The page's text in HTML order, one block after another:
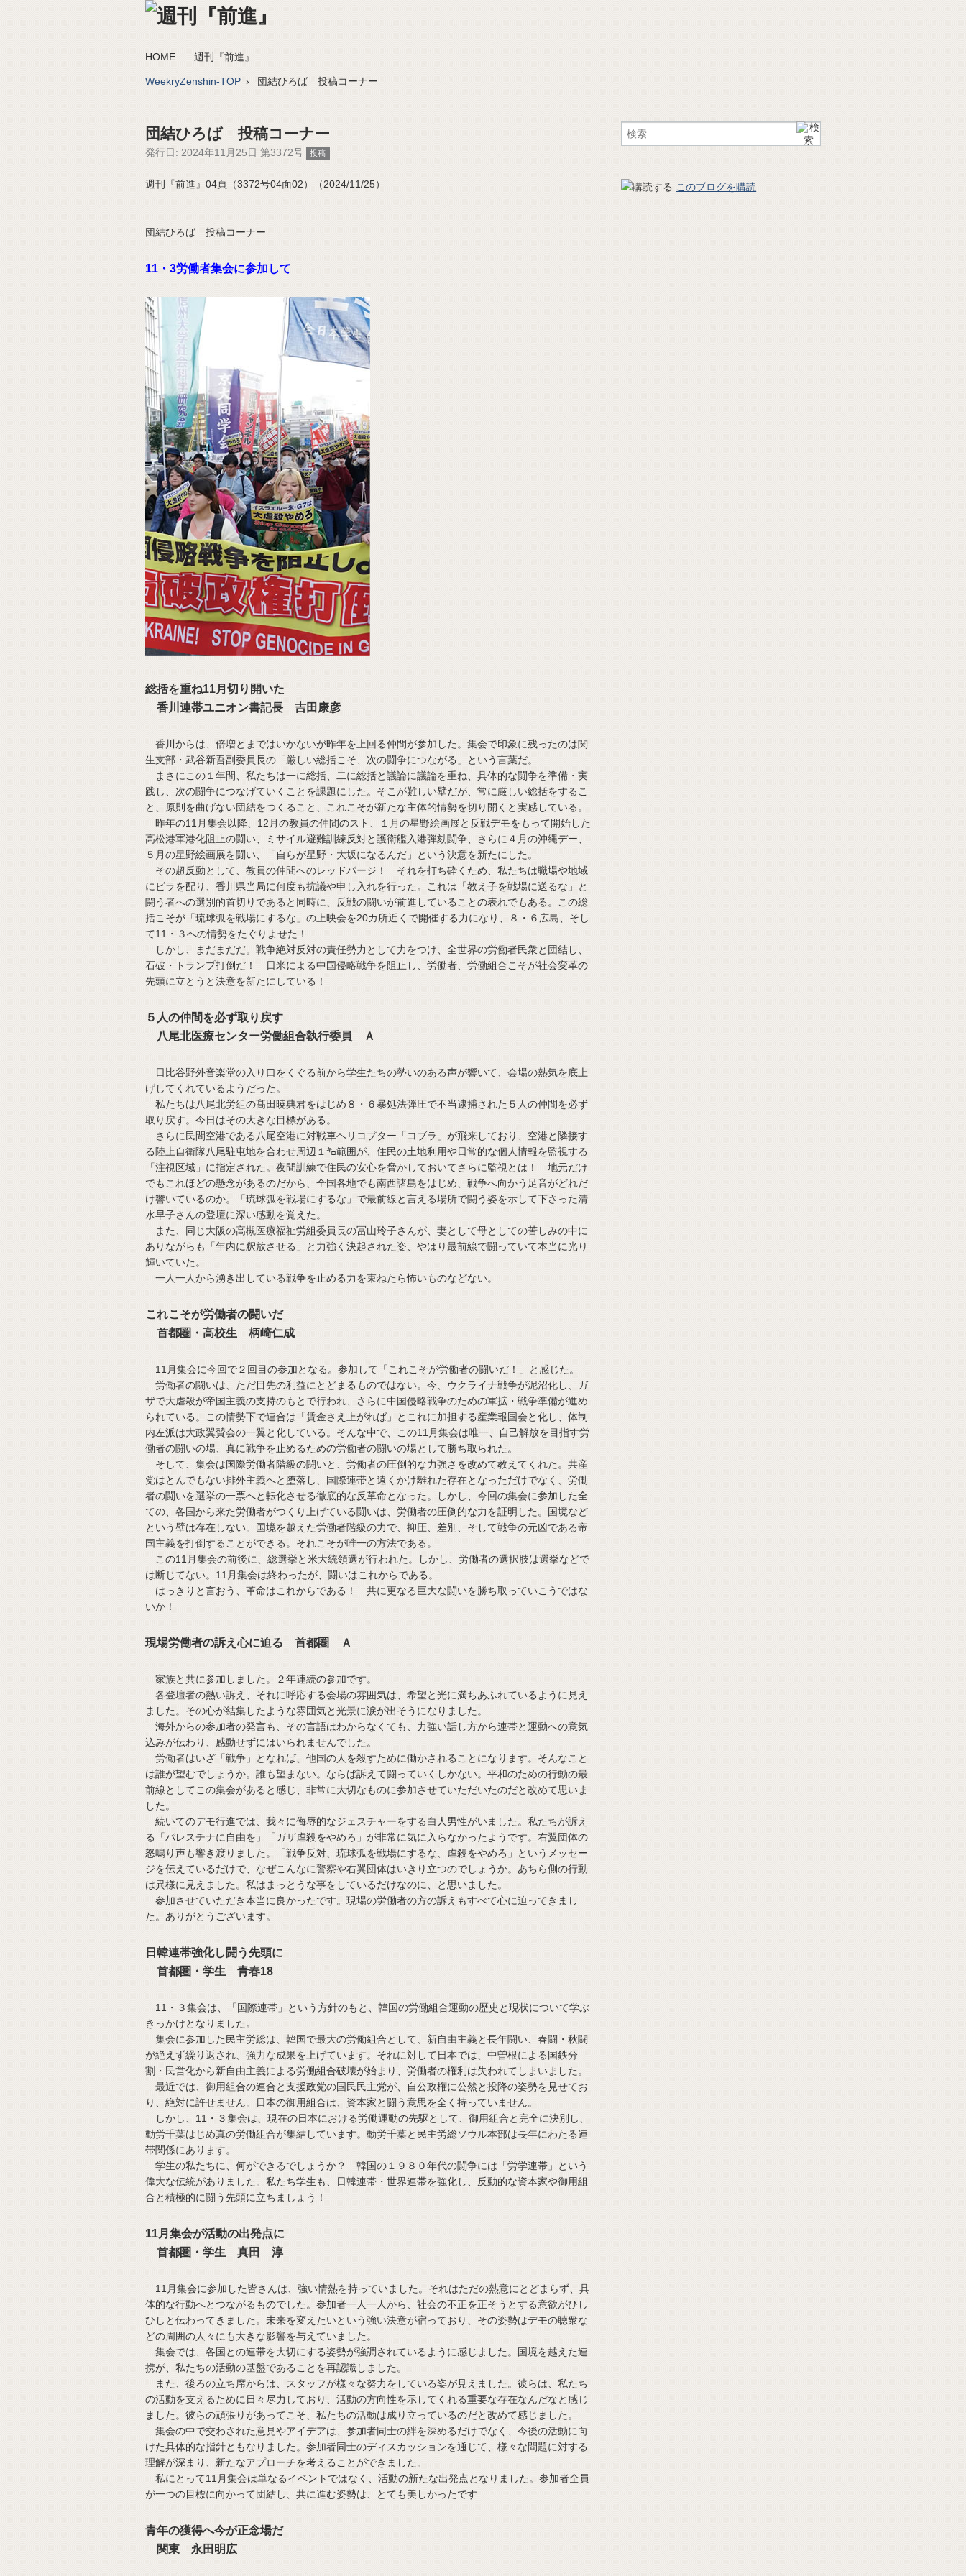
HOME 週刊『前進』
WeekryZenshin-TOP 団結ひろば 投稿コーナー
団結ひろば 投稿コーナー
発行日: 2024年11月25日 第3372号 投稿
週刊『前進』04頁（3372号04面02）（2024/11/25）
団結ひろば 投稿コーナー
11・3労働者集会に参加して
総括を重ね11月切り開いた
香川連帯ユニオン書記長 吉田康彦
香川からは、倍増とまではいかないが昨年を上回る仲間が参加した。集会で印象に残ったのは関
生支部・武谷新吾副委員長の「厳しい総括こそ、次の闘争につながる」という言葉だ。
まさにこの１年間、私たちは一に総括、二に総括と議論に議論を重ね、具体的な闘争を準備・実
践し、次の闘争につなげていくことを課題にした。そこが難しい壁だが、常に厳しい総括をするこ
と、原則を曲げない団結をつくること、これこそが新たな主体的情勢を切り開くと実感している。
昨年の11月集会以降、12月の教員の仲間のスト、１月の星野絵画展と反戦デモをもって開始した
高松港軍港化阻止の闘い、ミサイル避難訓練反対と護衛艦入港弾劾闘争、さらに４月の沖縄デー、
５月の星野絵画展を闘い、「自らが星野・大坂になるんだ」という決意を新たにした。
その超反動として、教員の仲間へのレッドパージ！ それを打ち砕くため、私たちは職場や地域
にビラを配り、香川県当局に何度も抗議や申し入れを行った。これは「教え子を戦場に送るな」と
闘う者への選別的首切りであると同時に、反戦の闘いが前進していることの表れでもある。この総
括こそが「琉球弧を戦場にするな」の上映会を20カ所近くで開催する力になり、８・６広島、そし
て11・３への情勢をたぐりよせた！
しかし、まだまだだ。戦争絶対反対の責任勢力として力をつけ、全世界の労働者民衆と団結し、
石破・トランプ打倒だ！ 日米による中国侵略戦争を阻止し、労働者、労働組合こそが社会変革の
先頭に立とうと決意を新たにしている！
５人の仲間を必ず取り戻す
八尾北医療センター労働組合執行委員 Ａ
日比谷野外音楽堂の入り口をくぐる前から学生たちの勢いのある声が響いて、会場の熱気を底上
げしてくれているようだった。
私たちは八尾北労組の髙田暁典君をはじめ８・６暴処法弾圧で不当逮捕された５人の仲間を必ず
取り戻す。今日はその大きな目標がある。
さらに民間空港である八尾空港に対戦車ヘリコプター「コブラ」が飛来しており、空港と隣接す
る陸上自衛隊八尾駐屯地を合わせ周辺１㌔範囲が、住民の土地利用や日常的な個人情報を監視する
「注視区域」に指定された。夜間訓練で住民の安心を脅かしておいてさらに監視とは！ 地元だけ
でもこれほどの懸念があるのだから、全国各地でも南西諸島をはじめ、戦争へ向かう足音がどれだ
け響いているのか。「琉球弧を戦場にするな」で最前線と言える場所で闘う姿を示して下さった清
水早子さんの登壇に深い感動を覚えた。
また、同じ大阪の高槻医療福祉労組委員長の冨山玲子さんが、妻として母としての苦しみの中に
ありながらも「年内に釈放させる」と力強く決起された姿、やはり最前線で闘っていて本当に光り
輝いていた。
一人一人から湧き出している戦争を止める力を束ねたら怖いものなどない。
これこそが労働者の闘いだ
首都圏・高校生 柄崎仁成
11月集会に今回で２回目の参加となる。参加して「これこそが労働者の闘いだ！」と感じた。
労働者の闘いは、ただ目先の利益にとどまるものではない。今、ウクライナ戦争が泥沼化し、ガ
ザで大虐殺が帝国主義の支持のもとで行われ、さらに中国侵略戦争のための軍拡・戦争準備が進め
られている。この情勢下で連合は「賃金さえ上がれば」とこれに加担する産業報国会と化し、体制
内左派は大政翼賛会の一翼と化している。そんな中で、この11月集会は唯一、自己解放を目指す労
働者の闘いの場、真に戦争を止めるための労働者の闘いの場として勝ち取られた。
そして、集会は国際労働者階級の闘いと、労働者の圧倒的な力強さを改めて教えてくれた。共産
党はとんでもない排外主義へと堕落し、国際連帯と遠くかけ離れた存在となっただけでなく、労働
者の闘いを選挙の一票へと転化させる徹底的な反革命となった。しかし、今回の集会に参加した全
ての、各国から来た労働者がつくり上げている闘いは、労働者の圧倒的な力を証明した。国境など
という壁は存在しない。国境を越えた労働者階級の力で、抑圧、差別、そして戦争の元凶である帝
国主義を打倒することができる。それこそが唯一の方法である。
この11月集会の前後に、総選挙と米大統領選が行われた。しかし、労働者の選択肢は選挙などで
は断じてない。11月集会は終わったが、闘いはこれからである。
はっきりと言おう、革命はこれからである！ 共に更なる巨大な闘いを勝ち取っていこうではな
いか！
現場労働者の訴え心に迫る 首都圏 Ａ
家族と共に参加しました。２年連続の参加です。
各登壇者の熱い訴え、それに呼応する会場の雰囲気は、希望と光に満ちあふれているように見え
ました。その心が結集したような雰囲気と光景に涙が出そうになりました。
海外からの参加者の発言も、その言語はわからなくても、力強い話し方から連帯と運動への意気
込みが伝わり、感動せずにはいられませんでした。
労働者はいざ「戦争」となれば、他国の人を殺すために働かされることになります。そんなこと
は誰が望むでしょうか。誰も望まない。ならば訴えて闘っていくしかない。平和のための行動の最
前線としてこの集会があると感じ、非常に大切なものに参加させていただいたのだと改めて思いま
した。
続いてのデモ行進では、我々に侮辱的なジェスチャーをする白人男性がいました。私たちが訴え
る「パレスチナに自由を」「ガザ虐殺をやめろ」が非常に気に入らなかったようです。右翼団体の
怒鳴り声も響き渡りました。「戦争反対、琉球弧を戦場にするな、虐殺をやめろ」というメッセー
ジを伝えているだけで、なぜこんなに警察や右翼団体はいきり立つのでしょうか。あちら側の行動
は異様に見えました。私はまっとうな事をしているだけなのに、と思いました。
参加させていただき本当に良かったです。現場の労働者の方の訴えもすべて心に迫ってきまし
た。ありがとうございます。
日韓連帯強化し闘う先頭に
首都圏・学生 青春18
11・３集会は、「国際連帯」という方針のもと、韓国の労働組合運動の歴史と現状について学ぶ
きっかけとなりました。
集会に参加した民主労総は、韓国で最大の労働組合として、新自由主義と長年闘い、春闘・秋闘
が絶えず繰り返され、強力な成果を上げています。それに対して日本では、中曽根による国鉄分
割・民営化から新自由主義による労働組合破壊が始まり、労働者の権利は失われてしまいました。
最近では、御用組合の連合と支援政党の国民民主党が、自公政権に公然と投降の姿勢を見せてお
り、絶対に許せません。日本の御用組合は、資本家と闘う意思を全く持っていません。
しかし、11・３集会は、現在の日本における労働運動の先駆として、御用組合と完全に決別し、
動労千葉はじめ真の労働組合が集結しています。動労千葉と民主労総ソウル本部は長年にわたる連
帯関係にあります。
学生の私たちに、何ができるでしょうか？ 韓国の１９８０年代の闘争には「労学連帯」という
偉大な伝統がありました。私たち学生も、日韓連帯・世界連帯を強化し、反動的な資本家や御用組
合と積極的に闘う先頭に立ちましょう！
11月集会が活動の出発点に
首都圏・学生 真田 淳
11月集会に参加した皆さんは、強い情熱を持っていました。それはただの熱意にとどまらず、具
体的な行動へとつながるものでした。参加者一人一人から、社会の不正を正そうとする意欲がひし
ひしと伝わってきました。未来を変えたいという強い決意が宿っており、その姿勢はデモの聴衆な
どの周囲の人々にも大きな影響を与えていました。
集会では、各国との連帯を大切にする姿勢が強調されているように感じました。国境を越えた連
携が、私たちの活動の基盤であることを再認識しました。
また、後ろの立ち席からは、スタッフが様々な努力をしている姿が見えました。彼らは、私たち
の活動を支えるために日々尽力しており、活動の方向性を示してくれる重要な存在なんだなと感じ
ました。彼らの頑張りがあってこそ、私たちの活動は成り立っているのだと改めて感じました。
集会の中で交わされた意見やアイデアは、参加者同士の絆を深めるだけでなく、今後の活動に向
けた具体的な指針ともなりました。参加者同士のディスカッションを通じて、様々な問題に対する
理解が深まり、新たなアプローチを考えることができました。
私にとって11月集会は単なるイベントではなく、活動の新たな出発点となりました。参加者全員
が一つの目標に向かって団結し、共に進む姿勢は、とても美しかったです
青年の獲得へ今が正念場だ
関東 永田明広
このブログを購読